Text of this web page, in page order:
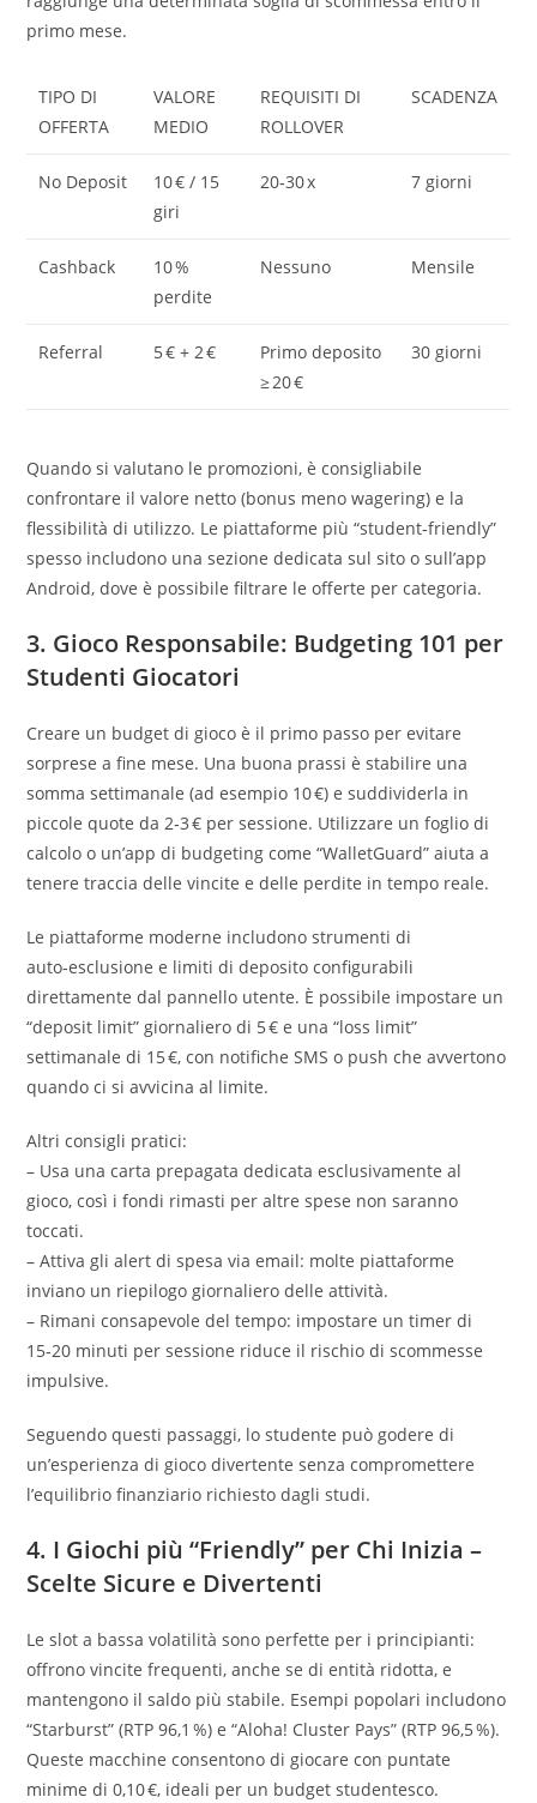
primo mese.
TIPO DI
OFFERTA
VALORE
MEDIO
REQUISITI DI
ROLLOVER
SCADENZA
No Deposit
10 € / 15
giri
20‑30 x 7 giorni
Cashback
10 %
perdite
Nessuno Mensile
Referral 5 € + 2 €
Primo deposito
≥ 20 €
30 giorni
Quando si valutano le promozioni, è consigliabile
confrontare il valore netto (bonus meno wagering) e la
flessibilità di utilizzo. Le piattaforme più “student‑friendly”
spesso includono una sezione dedicata sul sito o sull’app
Android, dove è possibile filtrare le offerte per categoria.
3. Gioco Responsabile: Budgeting 101 per
Studenti Giocatori
Creare un budget di gioco è il primo passo per evitare
sorprese a fine mese. Una buona prassi è stabilire una
somma settimanale (ad esempio 10 €) e suddividerla in
piccole quote da 2‑3 € per sessione. Utilizzare un foglio di
calcolo o un’app di budgeting come “WalletGuard” aiuta a
tenere traccia delle vincite e delle perdite in tempo reale.
Le piattaforme moderne includono strumenti di
auto‑esclusione e limiti di deposito configurabili
direttamente dal pannello utente. È possibile impostare un
“deposit limit” giornaliero di 5 € e una “loss limit”
settimanale di 15 €, con notifiche SMS o push che avvertono
quando ci si avvicina al limite.
Altri consigli pratici:
– Usa una carta prepagata dedicata esclusivamente al
gioco, così i fondi rimasti per altre spese non saranno
toccati.
– Attiva gli alert di spesa via email: molte piattaforme
inviano un riepilogo giornaliero delle attività.
– Rimani consapevole del tempo: impostare un timer di
15‑20 minuti per sessione riduce il rischio di scommesse
impulsive.
Seguendo questi passaggi, lo studente può godere di
un’esperienza di gioco divertente senza compromettere
l’equilibrio finanziario richiesto dagli studi.
4. I Giochi più “Friendly” per Chi Inizia –
Scelte Sicure e Divertenti
Le slot a bassa volatilità sono perfette per i principianti:
offrono vincite frequenti, anche se di entità ridotta, e
mantengono il saldo più stabile. Esempi popolari includono
“Starburst” (RTP 96,1 %) e “Aloha! Cluster Pays” (RTP 96,5 %).
Queste macchine consentono di giocare con puntate
minime di 0,10 €, ideali per un budget studentesco.